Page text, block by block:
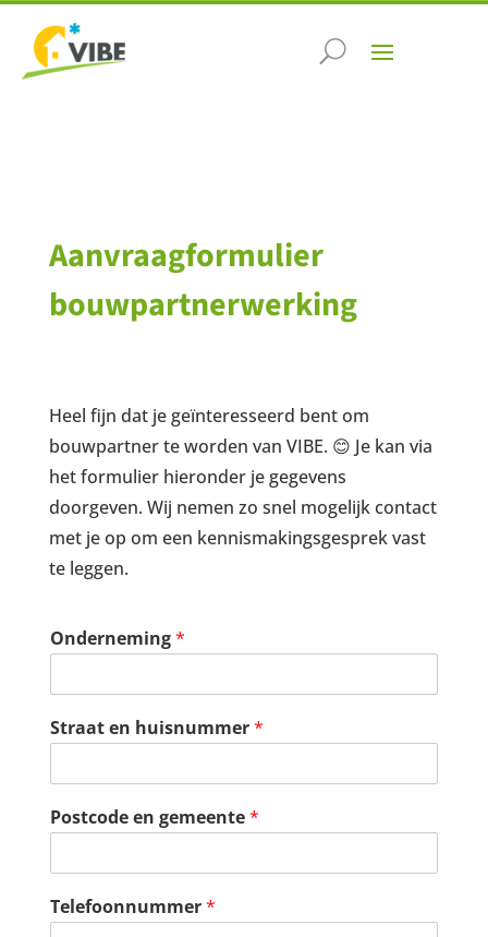
Aanvraagformulier
bouwpartnerwerking
Heel fijn dat je geïnteresseerd bent om
bouwpartner te worden van VIBE. 😊 Je kan via
het formulier hieronder je gegevens
doorgeven. Wij nemen zo snel mogelijk contact
met je op om een kennismakingsgesprek vast
te leggen.
Onderneming*
Straat en huisnummer*
Postcode en gemeente*
Telefoonnummer*